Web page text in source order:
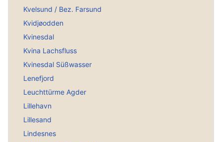
Kvelsund / Bez. Farsund
Kvidjøodden
Kvinesdal
Kvina Lachsfluss
Kvinesdal Süßwasser
Lenefjord
Leuchttürme Agder
Lillehavn
Lillesand
Lindesnes